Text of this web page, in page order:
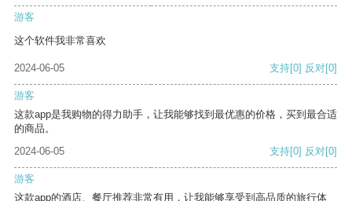
游客
这个软件我非常喜欢
2024-06-05 支持[0] 反对[0]
游客
这款app是我购物的得力助手，让我能够找到最优惠的价格，买到最合适
的商品。
2024-06-05
支持[0] 反对[0]
游客
这款app的酒店、餐厅推荐非常有用，让我能够享受到高品质的旅行体